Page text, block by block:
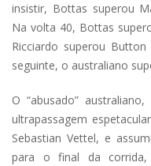
insistir, Bottas superou
Na volta 40, Bottas
Ricciardo superou
seguinte, o australiano
O “abusado”
ultrapassagem
Sebastian Vettel, e
para o final da